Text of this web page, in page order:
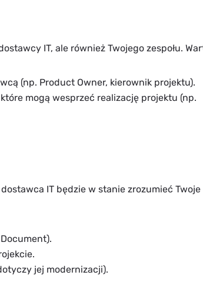
IT, ale również Twojego zespołu.
(np. Product Owner, kierownik projektu).
mogą wesprzeć realizację projektu (np.
IT będzie w stanie zrozumieć Twoje
jej modernizacji).